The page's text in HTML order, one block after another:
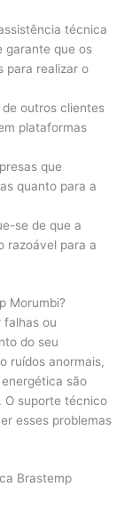
técnica
garante que os
para realizar o
outros clientes
plataformas
que
quanto para a
se de que a
razoável para a
Morumbi?
falhas ou
do seu
ruídos anormais,
são
O suporte técnico
esses problemas
Brastemp